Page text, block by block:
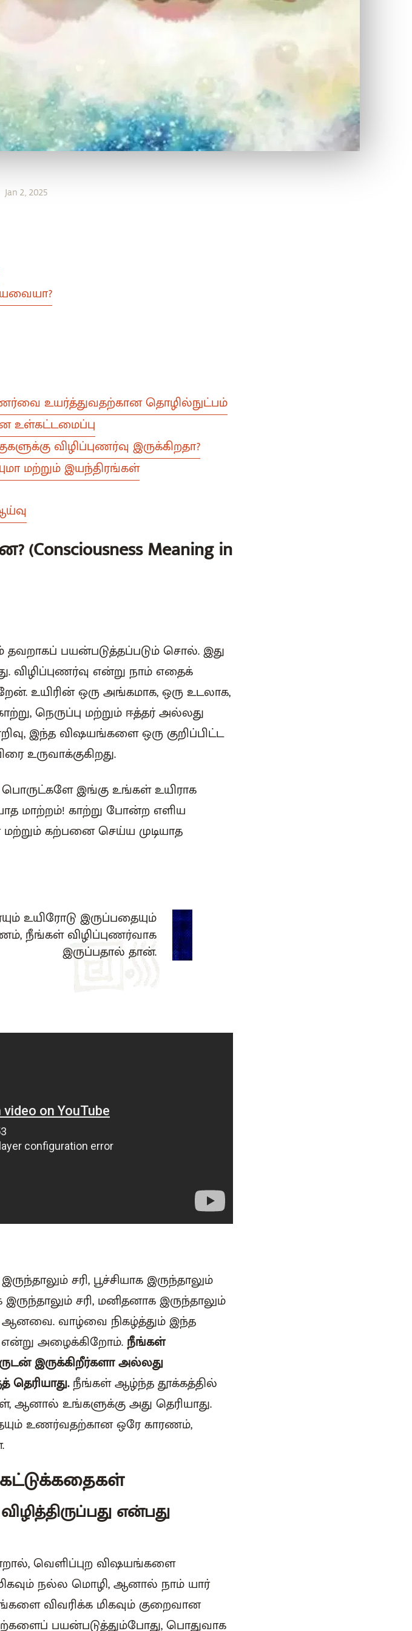
Jan 2, 2025
உயர்த்துவதற்கான தொழில்நுட்பம்
உள்கட்டமைப்பு
விழிப்புணர்வு இருக்கிறதா?
மற்றும் இயந்திரங்கள்
Meaning in
தவறாகப் பயன்படுத்தப்படும் சொல். இது
விழிப்புணர்வு என்று நாம் எதைக்
உயிரின் ஒரு அங்கமாக, ஒரு உடலாக,
நெருப்பு மற்றும் ஈத்தர் அல்லது
இந்த விஷயங்களை ஒரு குறிப்பிட்ட
உருவாக்குகிறது.
இங்கு உங்கள் உயிராக
மாற்றம்! காற்று போன்ற எளிய
கற்பனை செய்ய முடியாத
உயிரோடு இருப்பதையும்
நீங்கள் விழிப்புணர்வாக
இருப்பதால் தான்.
சரி, பூச்சியாக இருந்தாலும்
இருந்தாலும் சரி, மனிதனாக இருந்தாலும்
ஆனவை. வாழ்வை நிகழ்த்தும் இந்த
என்று அழைக்கிறோம்.நீங்கள்
இருக்கிறீர்களா அல்லது
தெரியாது.நீங்கள் ஆழ்ந்த தூக்கத்தில்
ஆனால் உங்களுக்கு அது தெரியாது.
உணர்வதற்கான ஒரே காரணம்,
என்பது
வெளிப்புற விஷயங்களை
நல்ல மொழி, ஆனால் நாம் யார்
விவரிக்க மிகவும் குறைவான
பயன்படுத்தும்போது, பொதுவாக